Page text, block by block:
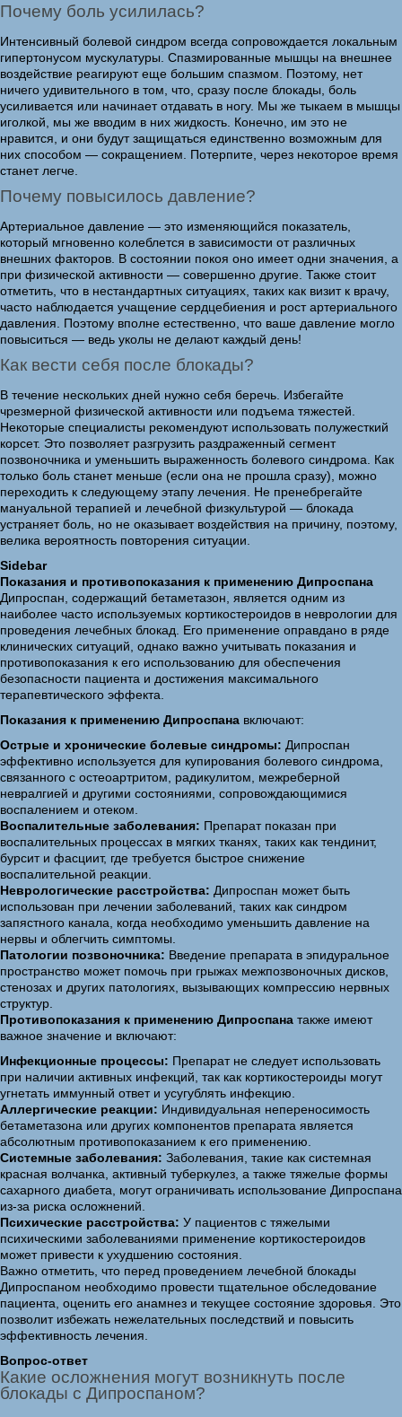
Почему боль усилилась?
Интенсивный болевой синдром всегда сопровождается локальным
гипертонусом мускулатуры. Спазмированные мышцы на внешнее
воздействие реагируют еще большим спазмом. Поэтому, нет
ничего удивительного в том, что, сразу после блокады, боль
усиливается или начинает отдавать в ногу. Мы же тыкаем в мышцы
иголкой, мы же вводим в них жидкость. Конечно, им это не
нравится, и они будут защищаться единственно возможным для
них способом — сокращением. Потерпите, через некоторое время
станет легче.
Почему повысилось давление?
Артериальное давление — это изменяющийся показатель,
который мгновенно колеблется в зависимости от различных
внешних факторов. В состоянии покоя оно имеет одни значения, а
при физической активности — совершенно другие. Также стоит
отметить, что в нестандартных ситуациях, таких как визит к врачу,
часто наблюдается учащение сердцебиения и рост артериального
давления. Поэтому вполне естественно, что ваше давление могло
повыситься — ведь уколы не делают каждый день!
Как вести себя после блокады?
В течение нескольких дней нужно себя беречь. Избегайте
чрезмерной физической активности или подъема тяжестей.
Некоторые специалисты рекомендуют использовать полужесткий
корсет. Это позволяет разгрузить раздраженный сегмент
позвоночника и уменьшить выраженность болевого синдрома. Как
только боль станет меньше (если она не прошла сразу), можно
переходить к следующему этапу лечения. Не пренебрегайте
мануальной терапией и лечебной физкультурой — блокада
устраняет боль, но не оказывает воздействия на причину, поэтому,
велика вероятность повторения ситуации.
Sidebar
Показания и противопоказания к применению Дипроспана
Дипроспан, содержащий бетаметазон, является одним из
наиболее часто используемых кортикостероидов в неврологии для
проведения лечебных блокад. Его применение оправдано в ряде
клинических ситуаций, однако важно учитывать показания и
противопоказания к его использованию для обеспечения
безопасности пациента и достижения максимального
терапевтического эффекта.
Показания к применению Дипроспана включают:
Острые и хронические болевые синдромы: Дипроспан
эффективно используется для купирования болевого синдрома,
связанного с остеоартритом, радикулитом, межреберной
невралгией и другими состояниями, сопровождающимися
воспалением и отеком.
Воспалительные заболевания: Препарат показан при
воспалительных процессах в мягких тканях, таких как тендинит,
бурсит и фасциит, где требуется быстрое снижение
воспалительной реакции.
Неврологические расстройства: Дипроспан может быть
использован при лечении заболеваний, таких как синдром
запястного канала, когда необходимо уменьшить давление на
нервы и облегчить симптомы.
Патологии позвоночника: Введение препарата в эпидуральное
пространство может помочь при грыжах межпозвоночных дисков,
стенозах и других патологиях, вызывающих компрессию нервных
структур.
Противопоказания к применению Дипроспана также имеют
важное значение и включают:
Инфекционные процессы: Препарат не следует использовать
при наличии активных инфекций, так как кортикостероиды могут
угнетать иммунный ответ и усугублять инфекцию.
Аллергические реакции: Индивидуальная непереносимость
бетаметазона или других компонентов препарата является
абсолютным противопоказанием к его применению.
Системные заболевания: Заболевания, такие как системная
красная волчанка, активный туберкулез, а также тяжелые формы
сахарного диабета, могут ограничивать использование Дипроспана
из-за риска осложнений.
Психические расстройства: У пациентов с тяжелыми
психическими заболеваниями применение кортикостероидов
может привести к ухудшению состояния.
Важно отметить, что перед проведением лечебной блокады
Дипроспаном необходимо провести тщательное обследование
пациента, оценить его анамнез и текущее состояние здоровья. Это
позволит избежать нежелательных последствий и повысить
эффективность лечения.
Вопрос-ответ
Какие осложнения могут возникнуть после
блокады с Дипроспаном?